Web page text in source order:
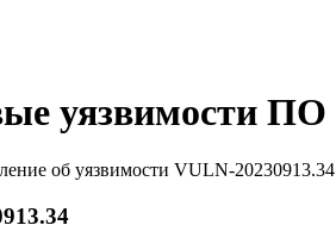
уязвимости ПО
об уязвимости VULN-20230913.34